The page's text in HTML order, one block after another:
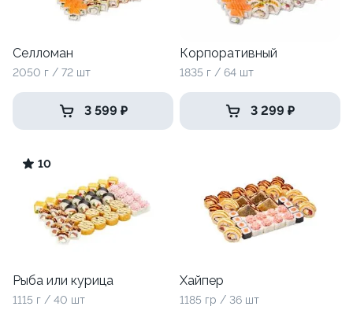
Селломан
2050 г / 72 шт
3 599 ₽
Корпоративный
1835 г / 64 шт
3 299 ₽
10
Рыба или курица
1115 г / 40 шт
Хайпер
1185 гр / 36 шт